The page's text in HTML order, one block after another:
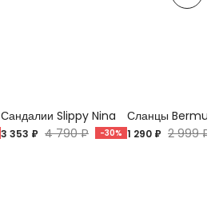
Сандалии Slippy Nina
3 353 ₽ 4 790 ₽ -30%
Сланцы Bermuda
1 290 ₽ 2 999 ₽